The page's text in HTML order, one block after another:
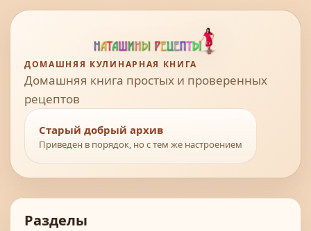
ДОМАШНЯЯ КУЛИНАРНАЯ КНИГА
Домашняя книга простых и проверенных
рецептов
Старый добрый архив
Приведен в порядок, но с тем же настроением
Разделы